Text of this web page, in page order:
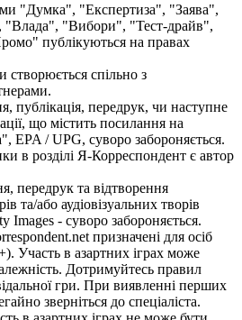
"Думка", "Експертиза", "Заява",
"Влада", "Вибори", "Тест-драйв",
публікуються на правах
створюється спільно з
публікація, передрук, чи наступне
що містить посилання на
EPA / UPG, суворо забороняється.
в розділі Я-Корреспондент є автор
передрук та відтворення
та/або аудіовізуальних творів
Images - суворо забороняється.
призначені для осіб
Участь в азартних іграх може
Дотримуйтесь правил
гри. При виявленні перших
зверніться до спеціаліста.